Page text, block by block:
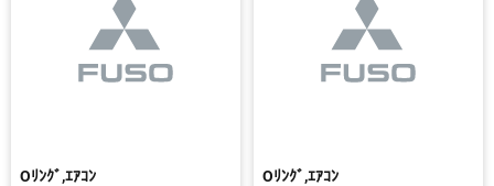
Oﾘﾝｸﾞ,ｴｱｺﾝ Oﾘﾝｸﾞ,ｴｱｺﾝ